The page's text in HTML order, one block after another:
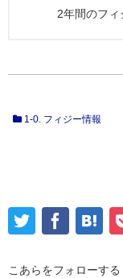
2年間のフィ
1-0. フィジー情報
こあらをフォローする